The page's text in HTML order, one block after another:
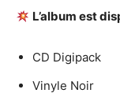
L’album est
CD Digipack
Vinyle Noir